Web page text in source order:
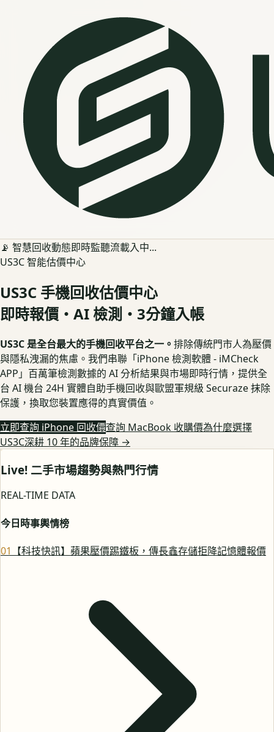
📡 智慧回收動態即時監聽流載入中...
US3C 智能估價中心
US3C 手機回收估價中心
即時報價・AI 檢測・3分鐘入帳
US3C 是全台最大的手機回收平台之一。 排除傳統門市人為壓價
與隱私洩漏的焦慮。我們串聯「iPhone 檢測軟體 - iMCheck
APP」百萬筆檢測數據的 AI 分析結果與市場即時行情，提供全
台 AI 機台 24H 實體自助手機回收與歐盟軍規級 Securaze 抹除
保護，換取您裝置應得的真實價值。
立即查詢 iPhone 回收價查詢 MacBook 收購價為什麼選擇
US3C深耕 10 年的品牌保障 →
Live! 二手市場趨勢與熱門行情
REAL-TIME DATA
今日時事輿情榜
01 【科技快訊】蘋果壓價踢鐵板，傳長鑫存儲拒降記憶體報價